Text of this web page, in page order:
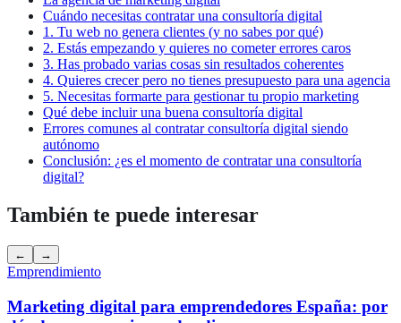
Cuándo necesitas contratar una consultoría digital
1. Tu web no genera clientes (y no sabes por qué)
2. Estás empezando y quieres no cometer errores caros
3. Has probado varias cosas sin resultados coherentes
4. Quieres crecer pero no tienes presupuesto para una agencia
5. Necesitas formarte para gestionar tu propio marketing
Qué debe incluir una buena consultoría digital
Errores comunes al contratar consultoría digital siendo
autónomo
Conclusión: ¿es el momento de contratar una consultoría
digital?
También te puede interesar
← →
Emprendimiento
Marketing digital para emprendedores España: por